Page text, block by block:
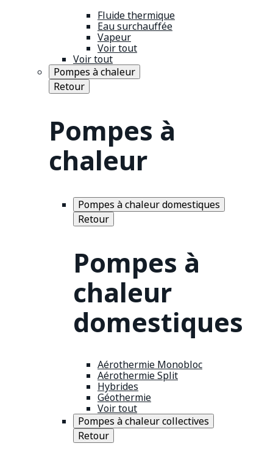
Fluide thermique
Eau surchauffée
Vapeur
Voir tout
Voir tout
Pompes à chaleur
Retour
Pompes à
chaleur
Pompes à chaleur domestiques
Retour
Pompes à
chaleur
domestiques
Aérothermie Monobloc
Aérothermie Split
Hybrides
Géothermie
Voir tout
Pompes à chaleur collectives
Retour